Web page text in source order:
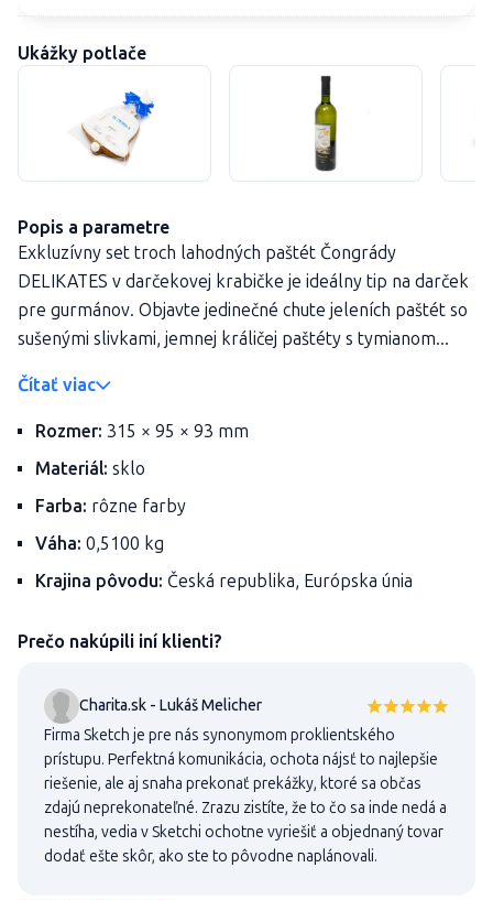
Ukážky potlače
Popis a parametre
Exkluzívny set troch lahodných paštét Čongrády
DELIKATES v darčekovej krabičke je ideálny tip na darček
pre gurmánov. Objavte jedinečné chute jeleních paštét so
sušenými slivkami, jemnej králičej paštéty s tymianom...
Čítať viac
Rozmer: 315 × 95 × 93 mm
Materiál: sklo
Farba: rôzne farby
Váha: 0,5100 kg
Krajina pôvodu: Česká republika, Európska únia
Prečo nakúpili iní klienti?
Charita.sk - Lukáš Melicher
Firma Sketch je pre nás synonymom proklientského
prístupu. Perfektná komunikácia, ochota nájsť to najlepšie
riešenie, ale aj snaha prekonať prekážky, ktoré sa občas
zdajú neprekonateľné. Zrazu zistíte, že to čo sa inde nedá a
nestíha, vedia v Sketchi ochotne vyriešiť a objednaný tovar
dodať ešte skôr, ako ste to pôvodne naplánovali.